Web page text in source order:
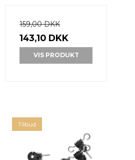
159,00 DKK
143,10 DKK
VIS PRODUKT
Tilbud